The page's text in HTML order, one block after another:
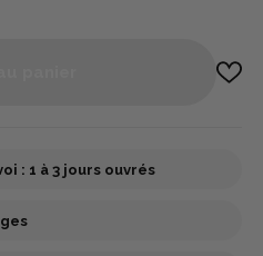
: 1 à 3 jours ouvrés